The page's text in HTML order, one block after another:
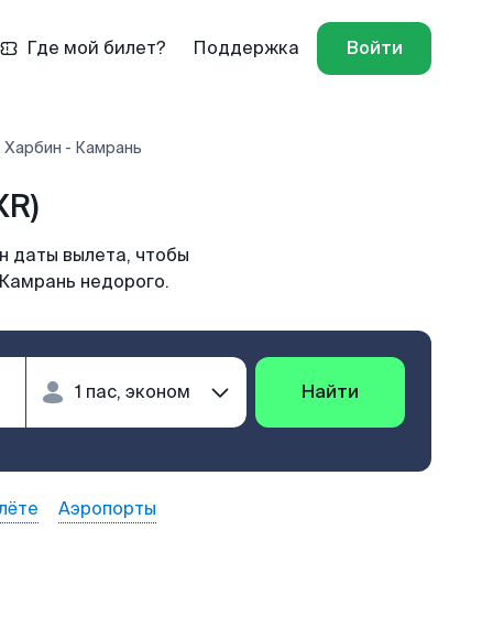
Где мой билет? Поддержка Войти
Харбин - Камрань
даты вылета, чтобы
недорого.
Найти
Аэропорты